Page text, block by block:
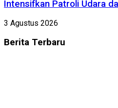
Intensifkan Patroli Udara
3 Agustus 2026
Berita Terbaru